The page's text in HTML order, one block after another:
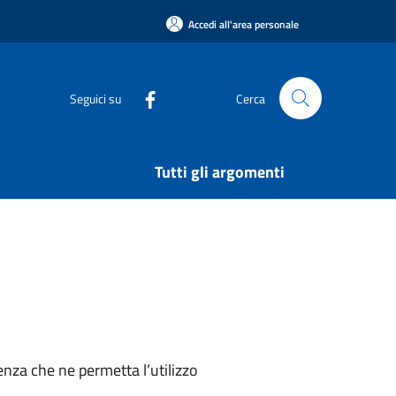
Accedi all'area personale
Seguici su Cerca
Tutti gli argomenti
che ne permetta l’utilizzo